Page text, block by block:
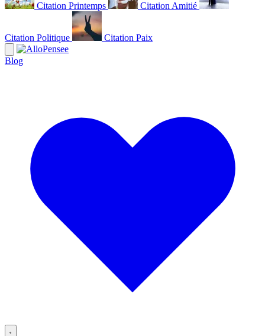
Citation Printemps Citation Amitié
Citation Politique Citation Paix
Blog